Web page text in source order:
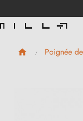
Poignée